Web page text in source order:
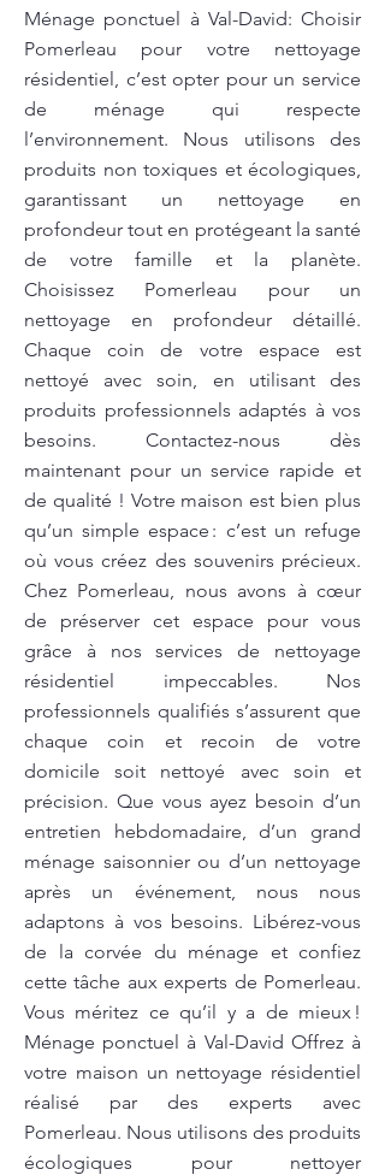
Ménage ponctuel à Val-David: Choisir
Pomerleau pour votre nettoyage
résidentiel, c’est opter pour un service
de ménage qui respecte
l’environnement. Nous utilisons des
produits non toxiques et écologiques,
garantissant un nettoyage en
profondeur tout en protégeant la santé
de votre famille et la planète.
Choisissez Pomerleau pour un
nettoyage en profondeur détaillé.
Chaque coin de votre espace est
nettoyé avec soin, en utilisant des
produits professionnels adaptés à vos
besoins. Contactez-nous dès
maintenant pour un service rapide et
de qualité ! Votre maison est bien plus
qu’un simple espace : c’est un refuge
où vous créez des souvenirs précieux.
Chez Pomerleau, nous avons à cœur
de préserver cet espace pour vous
grâce à nos services de nettoyage
résidentiel impeccables. Nos
professionnels qualifiés s’assurent que
chaque coin et recoin de votre
domicile soit nettoyé avec soin et
précision. Que vous ayez besoin d’un
entretien hebdomadaire, d’un grand
ménage saisonnier ou d’un nettoyage
après un événement, nous nous
adaptons à vos besoins. Libérez-vous
de la corvée du ménage et confiez
cette tâche aux experts de Pomerleau.
Vous méritez ce qu’il y a de mieux !
Ménage ponctuel à Val-David Offrez à
votre maison un nettoyage résidentiel
réalisé par des experts avec
Pomerleau. Nous utilisons des produits
écologiques pour nettoyer